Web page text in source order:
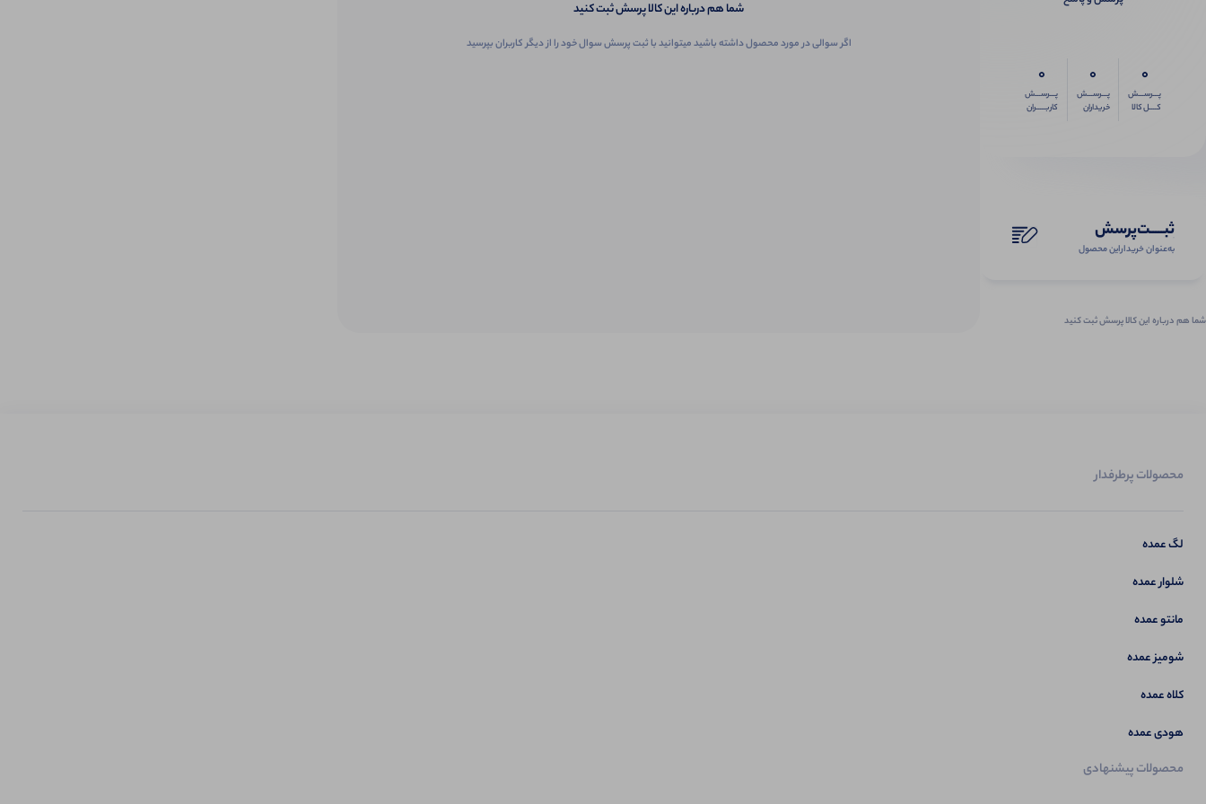
0
پـــرســـش
کــــل کالا
0
پـــرســـش
خریداران
0
پـــرســـش
کاربـــــران
ثبـــــت‌پرسش
به‌عنوان ‌خریدار‌این‌ محصول
شما هم درباره این کالا پرسش ثبت کنید
شما هم درباره این کالا پرسش ثبت کنید
اگر سوالی در مورد محصول داشته باشید میتوانید با ثبت پرسش سوال خود را از دیگر کاربران بپرسید
محصولات پرطرفدار
لگ عمده
شلوار عمده
مانتو عمده
شومیز عمده
کلاه عمده
هودی عمده
محصولات پیشنهادی